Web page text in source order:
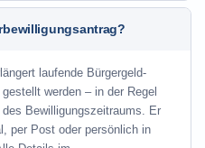
laufende Bürgergeld-
werden – in der Regel
Bewilligungszeitraums. Er
per Post oder persönlich in